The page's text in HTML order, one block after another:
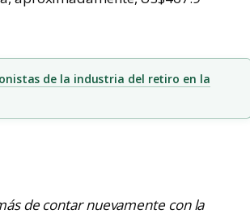
de la industria del retiro en la
de contar nuevamente con la